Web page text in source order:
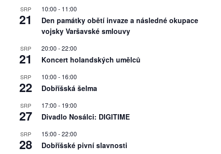
SRP
21
10:00 - 11:00
Den památky obětí invaze a následné okupace
vojsky Varšavské smlouvy
SRP
21
20:00 -22:00
Koncert holandských umělců
SRP
22
10:00 - 16:00
Dobříšská šelma
SRP
27
17:00 - 19:00
Divadlo Nosálci: DIGITIME
SRP
28
15:00 -22:00
Dobříšské pivní slavnosti